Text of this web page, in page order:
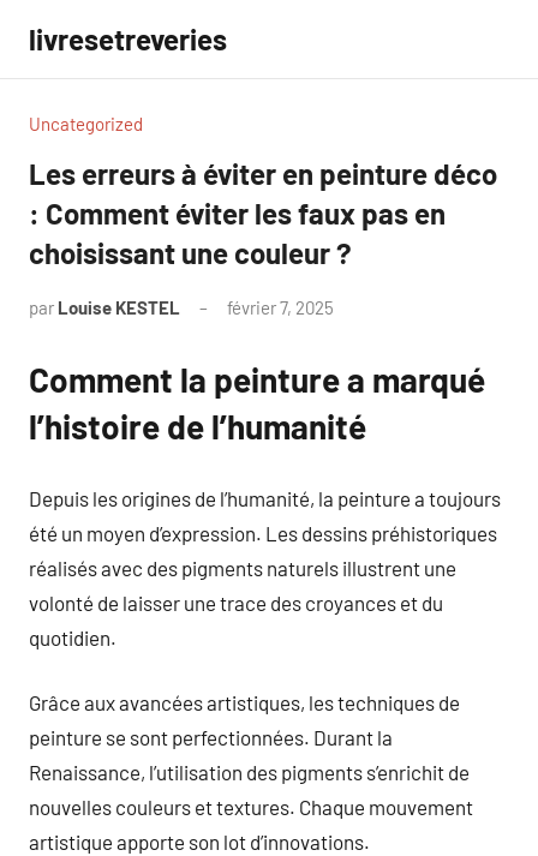
contenu
livresetreveries
Uncategorized
Les erreurs à éviter en peinture déco
: Comment éviter les faux pas en
choisissant une couleur ?
par Louise KESTEL février 7, 2025
Comment la peinture a marqué
l’histoire de l’humanité
Depuis les origines de l’humanité, la peinture a toujours
été un moyen d’expression. Les dessins préhistoriques
réalisés avec des pigments naturels illustrent une
volonté de laisser une trace des croyances et du
quotidien.
Grâce aux avancées artistiques, les techniques de
peinture se sont perfectionnées. Durant la
Renaissance, l’utilisation des pigments s’enrichit de
nouvelles couleurs et textures. Chaque mouvement
artistique apporte son lot d’innovations.